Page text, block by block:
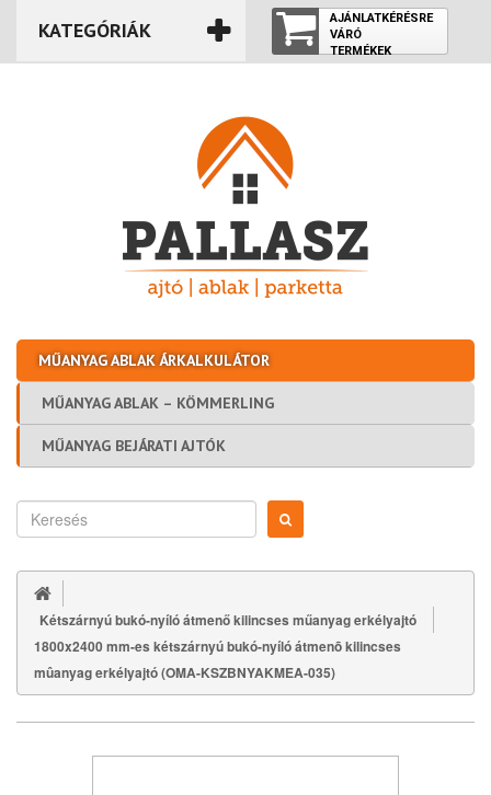
KATEGÓRIÁK
AJÁNLATKÉRÉSRE
VÁRÓ
TERMÉKEK
ÜRES
MŰANYAG ABLAK ÁRKALKULÁTOR
MŰANYAG ABLAK – KÖMMERLING
MŰANYAG BEJÁRATI AJTÓK
Kétszárnyú bukó-nyíló átmenő kilincses műanyag erkélyajtó
1800x2400 mm-es kétszárnyú bukó-nyíló átmenõ kilincses
mûanyag erkélyajtó (OMA-KSZBNYAKMEA-035)